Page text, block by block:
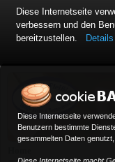
Diese Internetseite
Benutzern bestimmte
gesammelten Daten
Diese Internetseite
verbessern und den
bereitzustellen.
Details